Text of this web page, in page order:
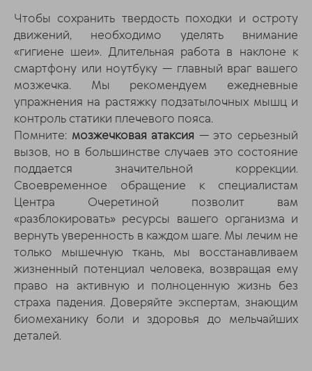
Чтобы сохранить твердость походки и остроту
движений, необходимо уделять внимание
«гигиене шеи». Длительная работа в наклоне к
смартфону или ноутбуку — главный враг вашего
мозжечка. Мы рекомендуем ежедневные
упражнения на растяжку подзатылочных мышц и
контроль статики плечевого пояса.
Помните: мозжечковая атаксия — это серьезный
вызов, но в большинстве случаев это состояние
поддается значительной коррекции.
Своевременное обращение к специалистам
Центра Очеретиной позволит вам
«разблокировать» ресурсы вашего организма и
вернуть уверенность в каждом шаге. Мы лечим не
только мышечную ткань, мы восстанавливаем
жизненный потенциал человека, возвращая ему
право на активную и полноценную жизнь без
страха падения. Доверяйте экспертам, знающим
биомеханику боли и здоровья до мельчайших
деталей.